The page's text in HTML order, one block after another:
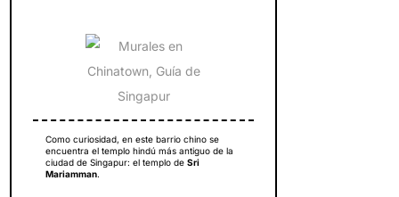
Como curiosidad, en este barrio chino se
encuentra el templo hindú más antiguo de la
ciudad de Singapur: el templo de Sri
Mariamman.